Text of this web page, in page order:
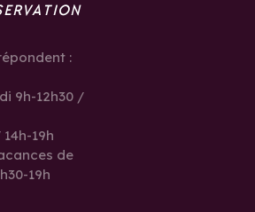
:
9h-12h30 /
19h
de
19h